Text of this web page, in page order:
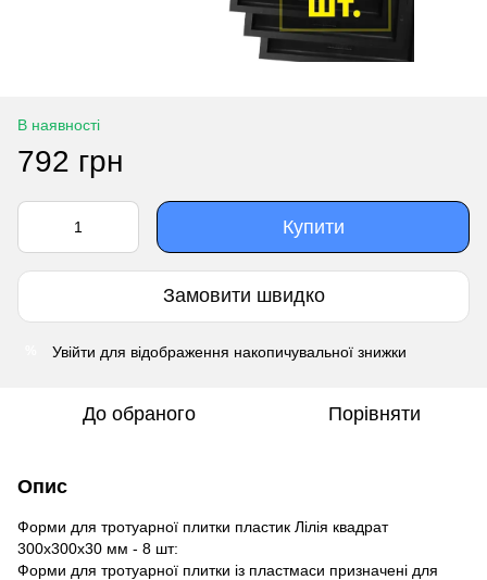
В наявності
792 грн
Купити
Замовити швидко
Увійти для відображення накопичувальної знижки
До обраного Порівняти
Опис
Форми для тротуарної плитки пластик Лілія квадрат
300х300х30 мм - 8 шт:
Форми для тротуарної плитки із пластмаси призначені для